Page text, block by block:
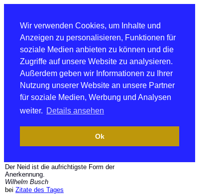
Wir verwenden Cookies, um Inhalte und
Anzeigen zu personalisieren, Funktionen für
soziale Medien anbieten zu können und die
Zugriffe auf unsere Website zu analysieren.
Außerdem geben wir Informationen zu Ihrer
Nutzung unserer Website an unsere Partner
für soziale Medien, Werbung und Analysen
weiter. Details ansehen
Ok
Der Neid ist die aufrichtigste Form der
Anerkennung.
Wilhelm Busch
bei Zitate des Tages